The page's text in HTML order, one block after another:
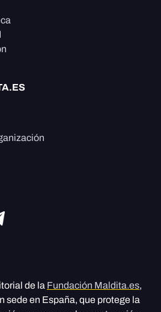
de la Fundación Maldita.es,
sede en España, que protege la